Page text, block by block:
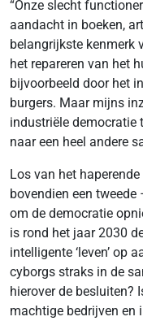
“Onze slecht
aandacht in boeken,
belangrijkste kenmerk
het repareren van het
bijvoorbeeld door het
burgers. Maar mijns
industriële democratie
naar een heel andere
Los van het
bovendien een
om de democratie
is rond het jaar 2030
intelligente ‘leven’ op
cyborgs straks in de
hierover de besluiten?
machtige bedrijven en